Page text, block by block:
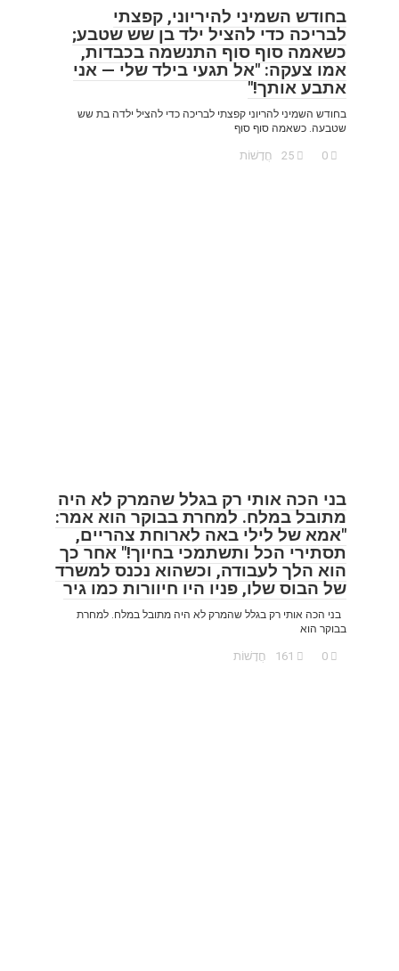
בחודש השמיני להיריוני, קפצתי
לבריכה כדי להציל ילד בן שש שטבע;
כשאמה סוף סוף התנשמה בכבדות,
אמו צעקה: "אל תגעי בילד שלי — אני
אתבע אותך!"
בחודש השמיני להריוני קפצתי לבריכה כדי להציל ילדה בת שש
שטבעה. כשאמה סוף סוף
חֲדָשׁוֹת
בני הכה אותי רק בגלל שהמרק לא היה
מתובל במלח. למחרת בבוקר הוא אמר:
"אמא של לילי באה לארוחת צהריים,
תסתירי הכל ותשתמכי בחיוך!" אחר כך
הוא הלך לעבודה, וכשהוא נכנס למשרד
של הבוס שלו, פניו היו חיוורות כמו גיר
בני הכה אותי רק בגלל שהמרק לא היה מתובל במלח. למחרת
בבוקר הוא
חֲדָשׁוֹת